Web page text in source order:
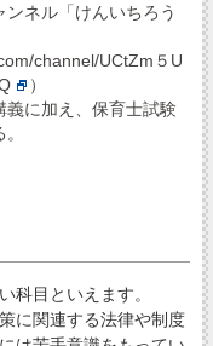
ネル「けんいちろう
channel/UCtZm５U
）
義に加え、保育士試験
科目といえます。
に関連する法律や制度